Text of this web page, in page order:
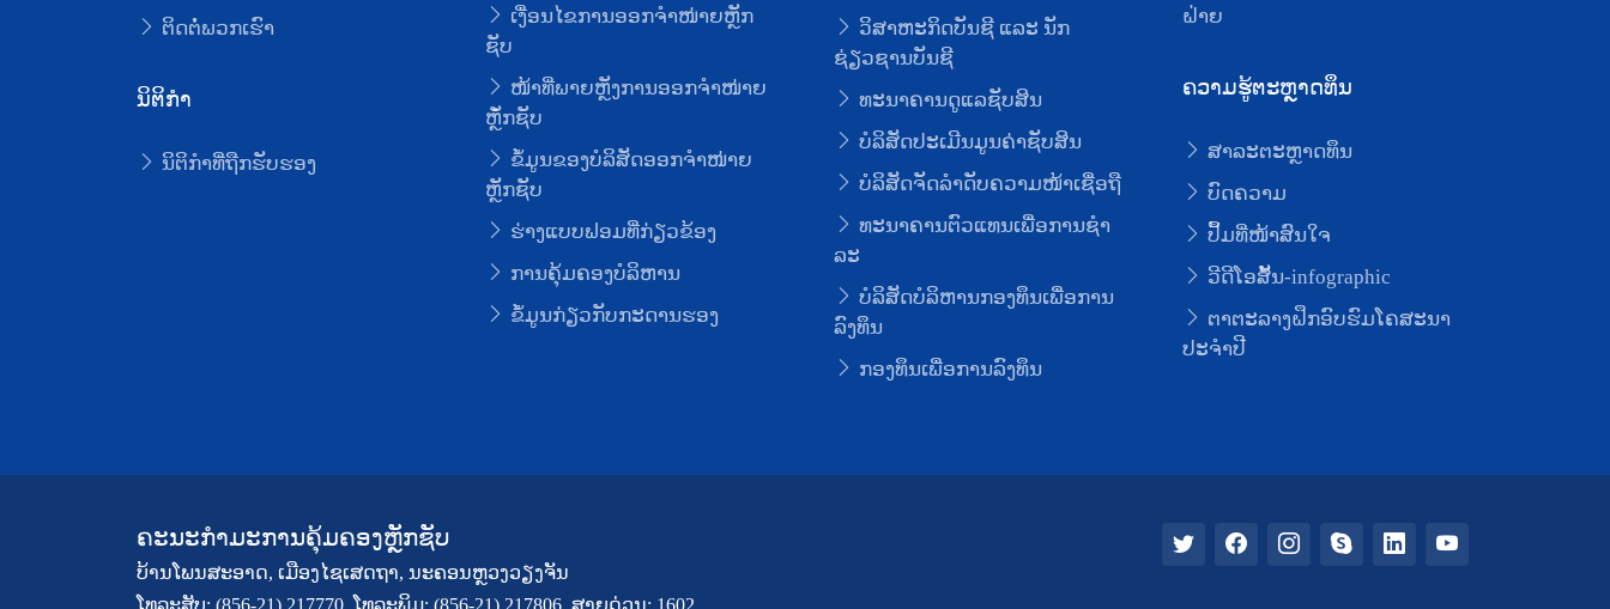
ຕິດຕໍ່ພວກເຮົາ
ນິຕິກໍາ
ນິຕິກໍາທີ່ຖືກຮັບຮອງ
ເງື່ອນໄຂການອອກຈໍາໜ່າຍຫຼັກ
ຊັບ
ໜ້າທີ່ພາຍຫຼັງການອອກຈໍາໜ່າຍ
ຫຼັໍກຊັບ
ຂໍ້ມູນຂອງບໍລິສັດອອກຈໍາໜ່າຍ
ຫຼັກຊັບ
ຮ່າງແບບຟອມທີ່ກ່ຽວຂ້ອງ
ການຄຸ້ມຄອງບໍລິຫານ
ຂໍ້ມູນກ່ຽວກັບກະດານຮອງ
ວິສາຫະກິດບັນຊີ ແລະ ນັກ
ຊ່ຽວຊານບັນຊີ
ທະນາຄານດູແລຊັບສິນ
ບໍລິສັດປະເມີນມູນຄ່າຊັບສິນ
ບໍລິສັດຈັດລໍາດັບຄວາມໜ້າເຊື່ອຖື
ທະນາຄານຕົວແທນເພື່ອການຊໍາ
ລະ
ບໍລິສັດບໍລິຫານກອງທຶນເພື່ອການ
ລົງທຶນ
ກອງທຶນເພື່ອການລົງທຶນ
ຝ່າຍ
ຄວາມຮູ້ຕະຫຼາດທຶນ
ສາລະຕະຫຼາດທຶນ
ບົດຄວາມ
ປຶ້ມທີ່ໜ້າສົນໃຈ
ວີດີໂອສັ້ນ-infographic
ຕາຕະລາງຝຶກອົບຮົມໂຄສະນາ
ປະຈຳປີ
ຄະນະກຳມະການຄຸ້ມຄອງຫຼັກຊັບ
ບ້ານໂພນສະອາດ, ເມືອງໄຊເສດຖາ, ນະຄອນຫຼວງວຽງຈັນ
ໂທລະສັບ: (856-21) 217770, ໂທລະພິມ: (856-21) 217806, ສາຍດ່ວນ: 1602